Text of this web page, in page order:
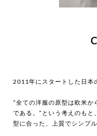
2011年にスタートした日本
“全ての洋服の原型は欧米
である。”という考えのもと
型に合った、上質でシンプ